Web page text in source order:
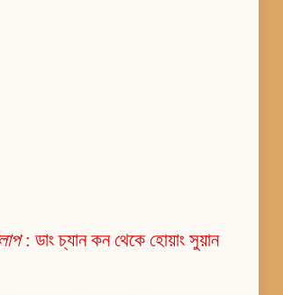
: ডাং চ্যান কন থেকে হোয়াং সুয়ান